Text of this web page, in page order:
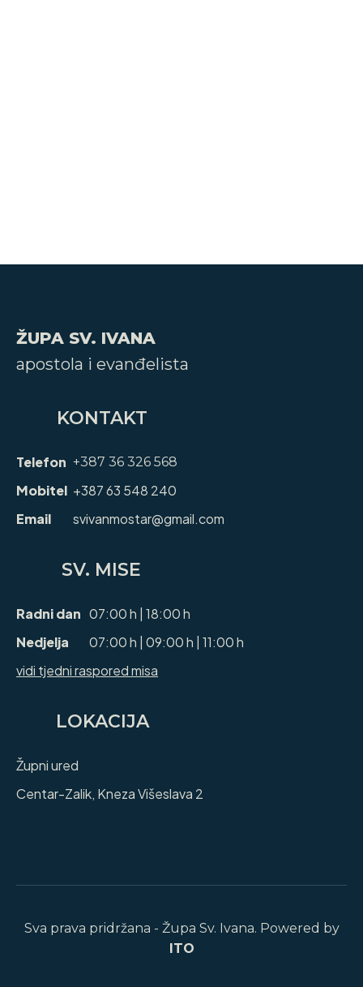
ŽUPA SV. IVANA
apostola i evanđelista
KONTAKT
Telefon +387 36 326 568
Mobitel +387 63 548 240
Email
svivanmostar@gmail.com
SV. MISE
Radni dan 07:00 h | 18:00 h
Nedjelja
07:00 h | 09:00 h | 11:00 h
vidi tjedni raspored misa
LOKACIJA
Župni ured
Centar-Zalik, Kneza Višeslava 2
Sva prava pridržana - Župa Sv. Ivana. Powered by
ITO